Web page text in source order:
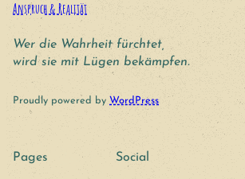
Anspruch & Realität
Wer die Wahrheit fürchtet,
wird sie mit Lügen bekämpfen.
Proudly powered by WordPress
Pages Social